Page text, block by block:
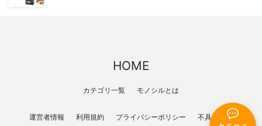
HOME
カテゴリ一覧 モノシルとは
運営者情報 利用規約 プライバシーポリシー 不具合報告